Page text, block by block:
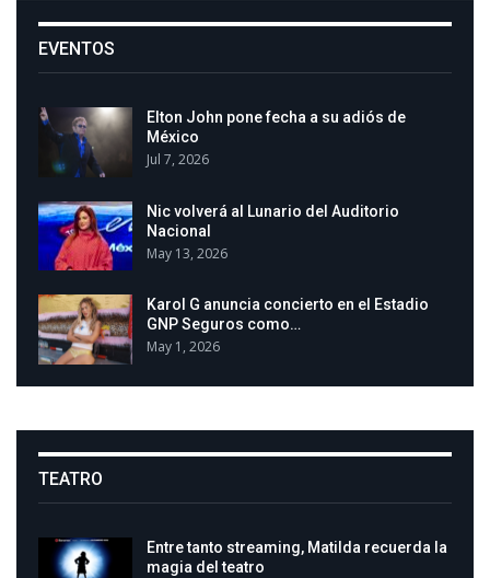
EVENTOS
Elton John pone fecha a su adiós de
México
Jul 7, 2026
Nic volverá al Lunario del Auditorio
Nacional
May 13, 2026
Karol G anuncia concierto en el Estadio
GNP Seguros como…
May 1, 2026
TEATRO
Entre tanto streaming, Matilda recuerda la
magia del teatro